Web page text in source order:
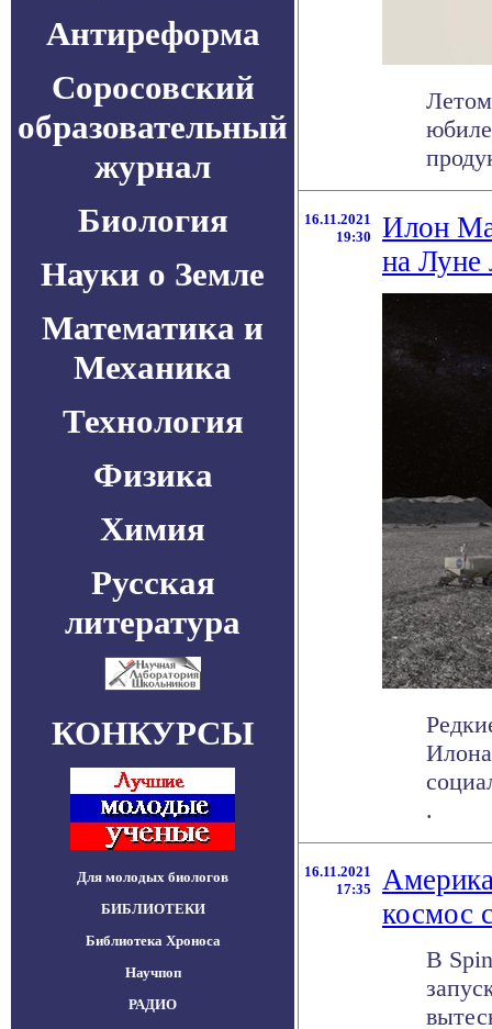
Антиреформа
Соросовский
образовательный
журнал
Биология
Науки о Земле
Математика и
Механика
Технология
Физика
Химия
Русская
литература
КОНКУРСЫ
Для молодых биологов
БИБЛИОТЕКИ
Библиотека Хроноса
Научпоп
РАДИО
16.11.2021
19:30
Илон
на Луне
.
16.11.2021
17:35
космос
В